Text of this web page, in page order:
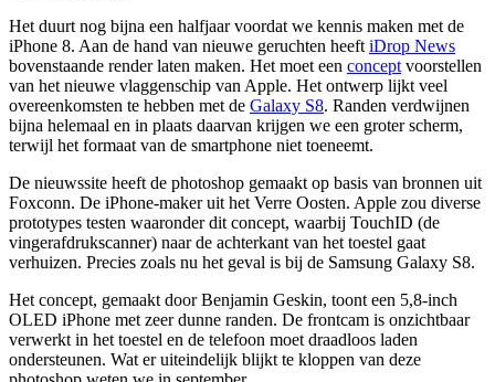
Het duurt nog bijna een halfjaar voordat we kennis maken met de
iPhone 8. Aan de hand van nieuwe geruchten heeftiDrop News
bovenstaande render laten maken. Het moet een conceptvoorstellen
van het nieuwe vlaggenschip van Apple. Het ontwerp lijkt veel
overeenkomsten te hebben met de Galaxy S8. Randen verdwijnen
bijna helemaal en in plaats daarvan krijgen we een groter scherm,
terwijl het formaat van de smartphone niet toeneemt.
De nieuwssite heeft de photoshop gemaakt op basis van bronnen uit
Foxconn. De iPhone-maker uit het Verre Oosten. Apple zou diverse
prototypes testen waaronder dit concept, waarbij TouchID (de
vingerafdrukscanner) naar de achterkant van het toestel gaat
verhuizen. Precies zoals nu het geval is bij de Samsung Galaxy S8.
Het concept, gemaakt door Benjamin Geskin, toont een 5,8-inch
OLED iPhone met zeer dunne randen. De frontcam is onzichtbaar
verwerkt in het toestel en de telefoon moet draadloos laden
ondersteunen. Wat er uiteindelijk blijkt te kloppen van deze